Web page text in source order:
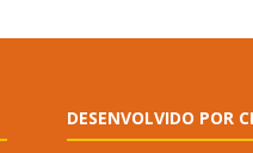
DESENVOLVIDO POR